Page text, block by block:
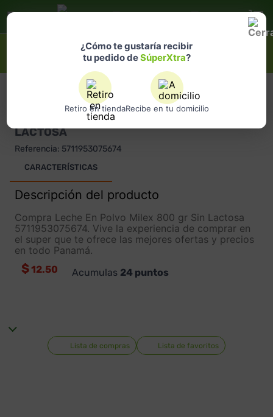
¿Cómo te gustaría recibir
tu pedido deSúperXtra?
Retiro en tiendaRecibe en tu domicilio
¿Qué estás buscando?
LECHE EN POLVO MILEX 800 GR SIN
LACTOSA
Referencia: 5711953075674
CARACTERÍSTICAS
Descripción del producto
Compra Leche En Polvo Milex 800 gr Sin Lactosa
5711953075674. Vive la experiencia de comprar en
el super que te ofrece las mejores ofertas y precios
en todo Panamá.
$12.50 Acumulas 24puntos
Lista de compras Lista de favoritos